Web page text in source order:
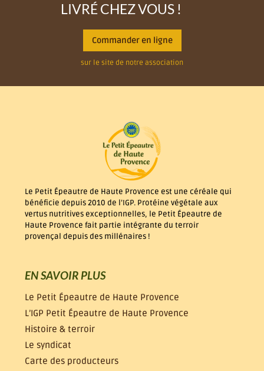
LIVRÉ CHEZ VOUS !
Commander en ligne
sur le site de notre association
Le Petit Épeautre de Haute Provence est une céréale qui
bénéficie depuis 2010 de l’IGP. Protéine végétale aux
vertus nutritives exceptionnelles, le Petit Épeautre de
Haute Provence fait partie intégrante du terroir
provençal depuis des millénaires !
EN SAVOIR PLUS
Le Petit Épeautre de Haute Provence
L’IGP Petit Épeautre de Haute Provence
Histoire & terroir
Le syndicat
Carte des producteurs